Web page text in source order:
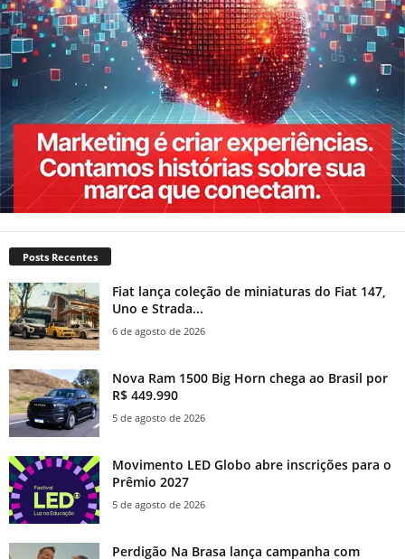
Posts Recentes
Fiat lança coleção de miniaturas do Fiat 147,
Uno e Strada...
6 de agosto de 2026
Nova Ram 1500 Big Horn chega ao Brasil por
R$ 449.990
5 de agosto de 2026
Movimento LED Globo abre inscrições para o
Prêmio 2027
5 de agosto de 2026
Perdigão Na Brasa lança campanha com